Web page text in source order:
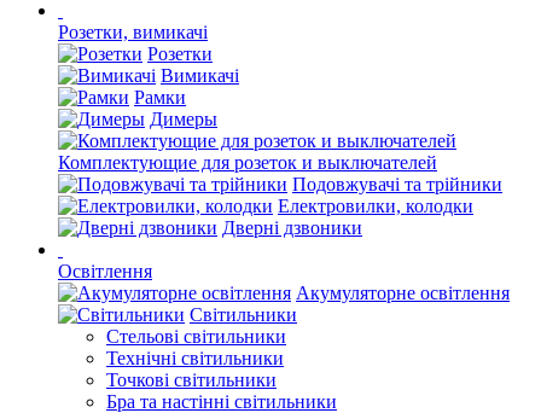
Розетки, вимикачі
Розетки
Вимикачі
Рамки
Димеры
Комплектующие для розеток и выключателей
Подовжувачі та трійники
Електровилки, колодки
Дверні дзвоники
Освітлення
Акумуляторне освітлення
Світильники
Стельові світильники
Технічні світильники
Точкові світильники
Бра та настінні світильники